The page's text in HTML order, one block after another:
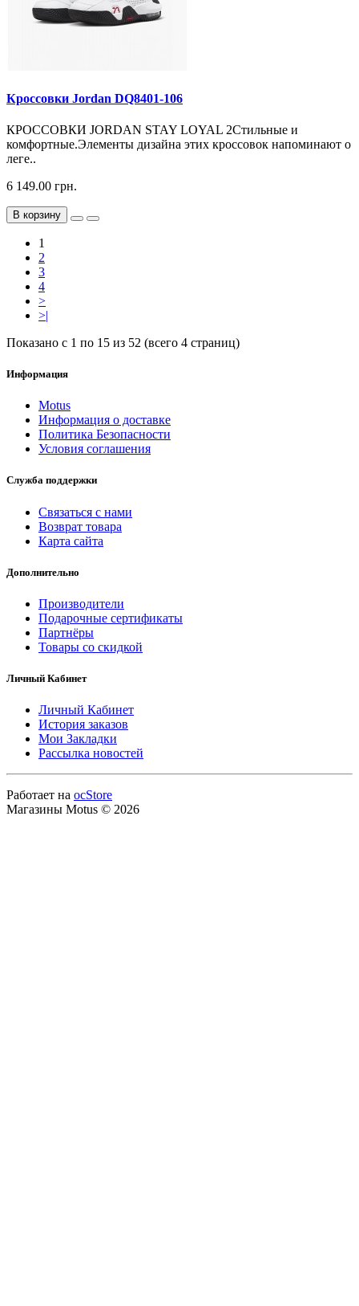
Кроссовки Jordan DQ8401-106
КРОССОВКИ JORDAN STAY LOYAL 2Стильные и
комфортные.Элементы дизайна этих кроссовок напоминают о
леге..
6 149.00 грн.
В корзину
1
2
3
4
>
>|
Показано с 1 по 15 из 52 (всего 4 страниц)
Информация
Motus
Информация о доставке
Политика Безопасности
Условия соглашения
Служба поддержки
Связаться с нами
Возврат товара
Карта сайта
Дополнительно
Производители
Подарочные сертификаты
Партнёры
Товары со скидкой
Личный Кабинет
Личный Кабинет
История заказов
Мои Закладки
Рассылка новостей
Работает на ocStore
Магазины Motus © 2026